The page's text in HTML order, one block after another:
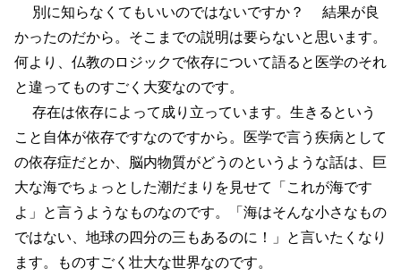
別に知らなくてもいいのではないですか？ 結果が良
かったのだから。そこまでの説明は要らないと思います。
何より、仏教のロジックで依存について語ると医学のそれ
と違ってものすごく大変なのです。
存在は依存によって成り立っています。生きるという
こと自体が依存ですなのですから。医学で言う疾病として
の依存症だとか、脳内物質がどうのというような話は、巨
大な海でちょっとした潮だまりを見せて「これが海です
よ」と言うようなものなのです。「海はそんな小さなもの
ではない、地球の四分の三もあるのに！」と言いたくなり
ます。ものすごく壮大な世界なのです。